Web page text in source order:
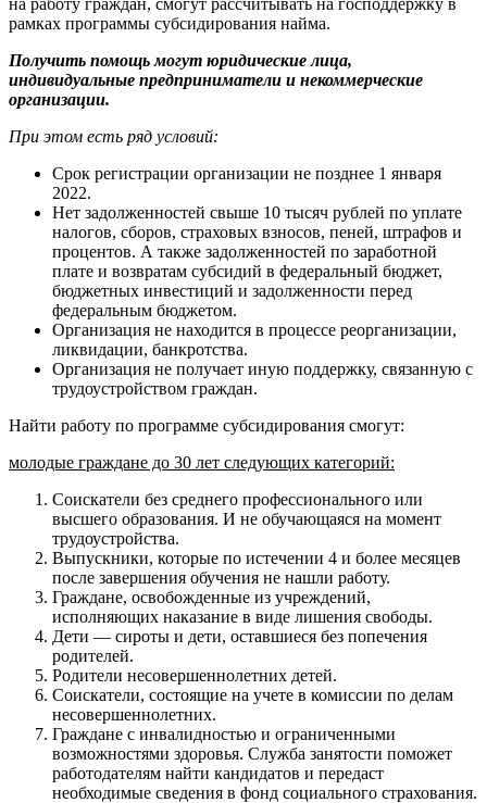
рамках программы субсидирования найма.
Получить помощь могут юридические лица,
индивидуальные предприниматели и некоммерческие
организации.
При этом есть ряд условий:
Срок регистрации организации не позднее 1 января
2022.
Нет задолженностей свыше 10 тысяч рублей по уплате
налогов, сборов, страховых взносов, пеней, штрафов и
процентов. А также задолженностей по заработной
плате и возвратам субсидий в федеральный бюджет,
бюджетных инвестиций и задолженности перед
федеральным бюджетом.
Организация не находится в процессе реорганизации,
ликвидации, банкротства.
Организация не получает иную поддержку, связанную с
трудоустройством граждан.
Найти работу по программе субсидирования смогут:
молодые граждане до 30 лет следующих категорий:
Соискатели без среднего профессионального или
высшего образования. И не обучающаяся на момент
трудоустройства.
Выпускники, которые по истечении 4 и более месяцев
после завершения обучения не нашли работу.
Граждане, освобожденные из учреждений,
исполняющих наказание в виде лишения свободы.
Дети — сироты и дети, оставшиеся без попечения
родителей.
Родители несовершеннолетних детей.
Соискатели, состоящие на учете в комиссии по делам
несовершеннолетних.
Граждане с инвалидностью и ограниченными
возможностями здоровья. Служба занятости поможет
работодателям найти кандидатов и передаст
необходимые сведения в фонд социального страхования.